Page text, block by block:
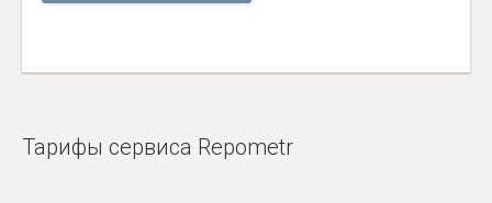
Тарифы сервиса Repometr